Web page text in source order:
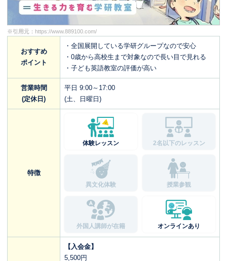
※引用元： https://www.889100.com/
おすすめ
ポイント
・全国展開している学研グループなので安心
・0歳から高校生まで対象なので長い目で見れる
・子ども英語教室の評価が高い
営業時間
(定休日)
平日 9:00～17:00
(土、日曜日)
特徴
体験レッスン 2名以下のレッスン
異文化体験 授業参観
外国人講師が在籍 オンラインあり
【入会金】
5,500円